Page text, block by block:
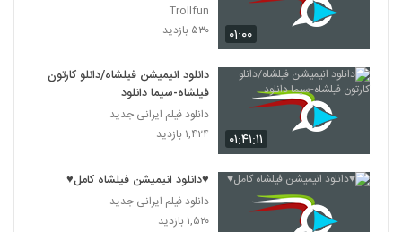
۰۱:۰۰
Trollfun
۵۳۰ بازدید
۰۱:۴۱:۱۱
دانلود انیمیشن فیلشاه/دانلو کارتون
فیلشاه-سیما دانلود
دانلود فیلم ایرانی جدید
۱,۴۲۴ بازدید
♥دانلود انیمیشن فیلشاه کامل♥
دانلود فیلم ایرانی جدید
۱,۵۲۰ بازدید